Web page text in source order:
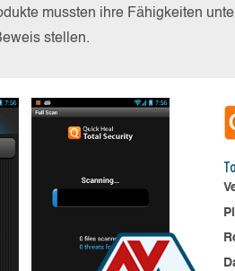
mussten ihre Fähigkeiten
stellen.